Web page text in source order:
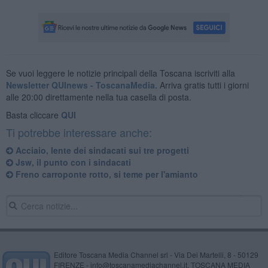
Se vuoi leggere le notizie principali della Toscana iscriviti alla
Newsletter QUInews - ToscanaMedia. Arriva gratis tutti i giorni
alle 20:00 direttamente nella tua casella di posta.
Basta cliccare QUI
Ti potrebbe interessare anche:
Acciaio, lente dei sindacati sui tre progetti
Jsw, il punto con i sindacati
Freno carroponte rotto, si teme per l'amianto
Editore Toscana Media Channel srl - Via Dei Martelli, 8 - 50129
FIRENZE - info@toscanamediachannel.it. TOSCANA MEDIA